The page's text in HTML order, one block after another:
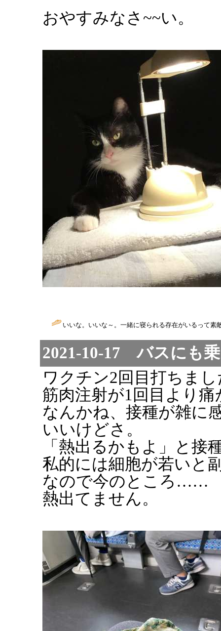
おやすみなさ~~い。
いいな。いいな～。一緒に寝られる存在がいるって
2021-10-17 バスにも
ワクチン2回目打ちま
筋肉注射が1回目より痛
なんかね、接種が雑に
いいけどさ。
「熱出るかもよ」と接
私的には細胞が若いと
なので今のところ……
熱出てません。